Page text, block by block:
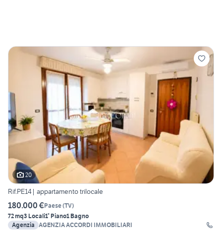
20
Rif.PE14| appartamento trilocale
180.000 €Paese(TV)
72 mq3 Locali1° Piano1 Bagno
Agenzia AGENZIA ACCORDI IMMOBILIARI